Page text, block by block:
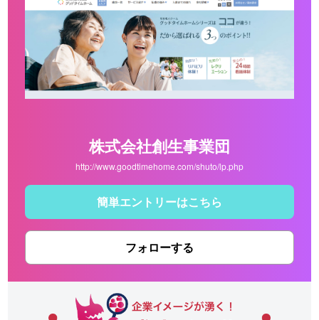
株式会社創生事業団
http://www.goodtimehome.com/shuto/lp.php
簡単エントリーはこちら
フォローする